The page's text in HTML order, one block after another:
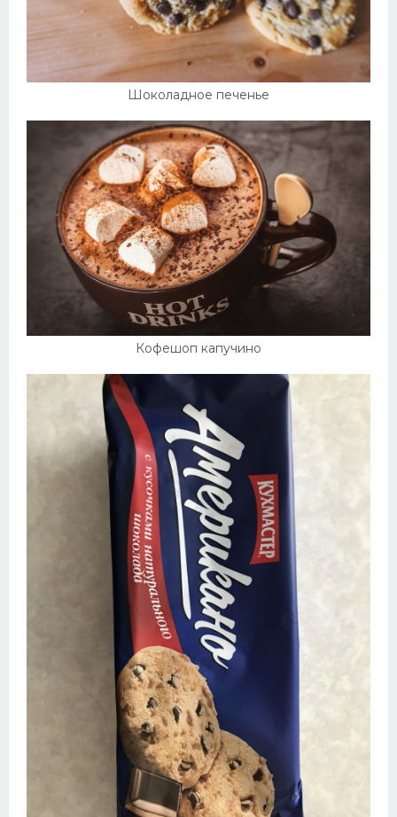
Шоколадное печенье
Кофешоп капучино